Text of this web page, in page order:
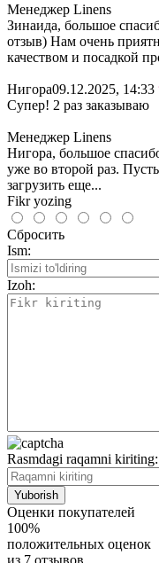
Менеджер Linens
Зинаида, большое
отзыв) Нам очень
качеством и посадкой
Нигора09.12.2025, 14:33
Супер! 2 раз заказываю
Менеджер Linens
Нигора, большое
уже во второй раз.
загрузить еще...
Fikr yozing
Сбросить
Ism:
Izoh:
Rasmdagi raqamni kiriting:
Оценки покупателей
100%
положительных оценок
из 7 отзывов